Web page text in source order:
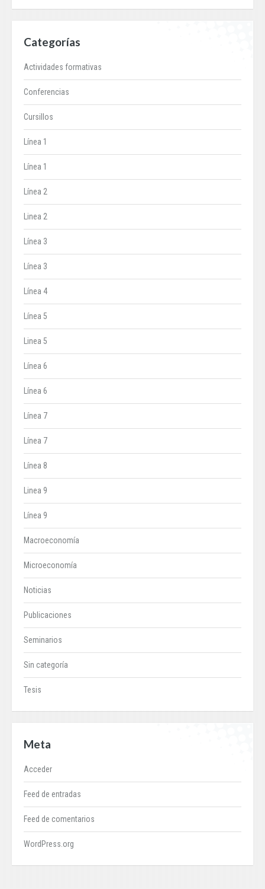
Categorías
Actividades formativas
Conferencias
Cursillos
Línea 1
Línea 1
Línea 2
Linea 2
Línea 3
Línea 3
Línea 4
Línea 5
Linea 5
Línea 6
Línea 6
Línea 7
Línea 7
Línea 8
Linea 9
Línea 9
Macroeconomía
Microeconomía
Noticias
Publicaciones
Seminarios
Sin categoría
Tesis
Meta
Acceder
Feed de entradas
Feed de comentarios
WordPress.org